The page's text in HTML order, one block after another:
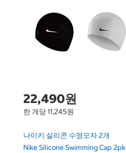
22,490원
한 개당 11,245원
나이키 실리콘 수영모자 2개
Nike Silicone Swimming Cap 2pk